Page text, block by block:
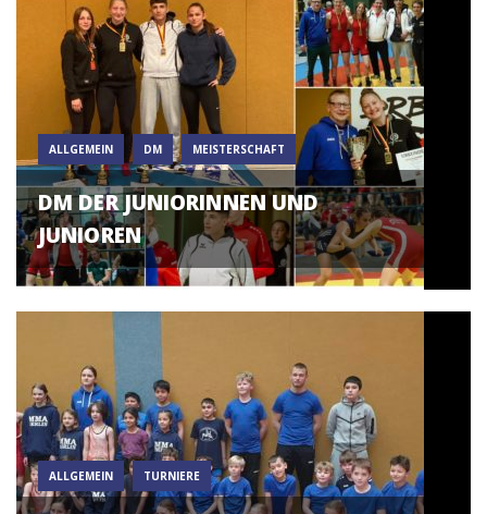
ALLGEMEIN DM MEISTERSCHAFT
DM DER JUNIORINNEN UND
JUNIOREN
ALLGEMEIN TURNIERE